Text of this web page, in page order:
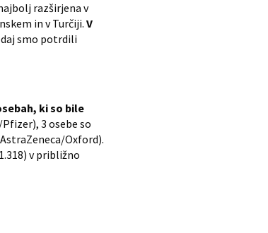
razširjena v
in v Turčiji. V
smo potrdili
ki so bile
3 osebe so
Oxford).
v približno